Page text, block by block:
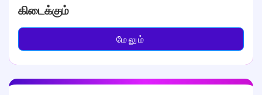
கிடைக்கும்
மேலும்